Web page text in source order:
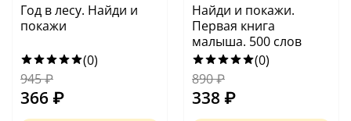
Год в лесу. Найди и
покажи
(0)
945₽
366 ₽
Найди и покажи.
Первая книга
малыша. 500 слов
(0)
890₽
338 ₽